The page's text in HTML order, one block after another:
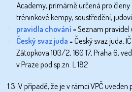
Academy, primárně určená pro
tréninkové kempy, soustředění,
pravidla chování= Seznam
Český svaz juda = Český svaz juda,
Zátopkova 100/2, 160 17, Praha 6,
v Praze pod sp.zn. L 182
1.3. V případě, že je v rámci VPČ uveden